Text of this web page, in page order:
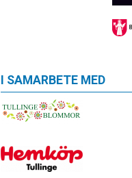
I SAMARBETE MED